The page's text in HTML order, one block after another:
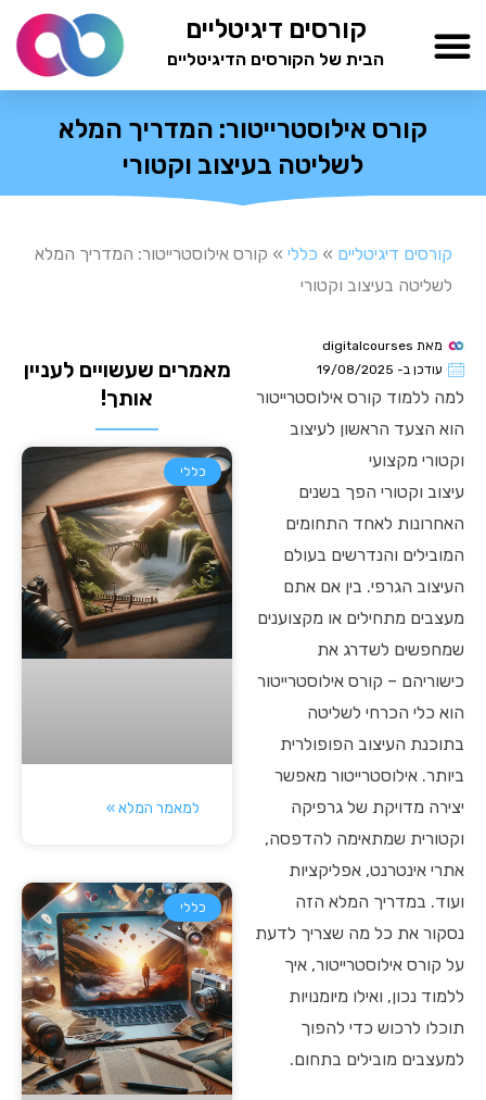
לתוכן
קורסים דיגיטליים
הבית של הקורסים הדיגיטליים
קורס אילוסטרייטור: המדריך המלא
לשליטה בעיצוב וקטורי
קורסים דיגיטליים » כללי » קורס אילוסטרייטור: המדריך המלא
לשליטה בעיצוב וקטורי
מאת
עודכן ב- 19/08/2025
למה ללמוד קורס אילוסטרייטור
הוא הצעד הראשון לעיצוב
וקטורי מקצועי
עיצוב וקטורי הפך בשנים
האחרונות לאחד התחומים
המובילים והנדרשים בעולם
העיצוב הגרפי. בין אם אתם
מעצבים מתחילים או מקצוענים
שמחפשים לשדרג את
כישוריהם – קורס אילוסטרייטור
הוא כלי הכרחי לשליטה
בתוכנת העיצוב הפופולרית
ביותר. אילוסטרייטור מאפשר
יצירה מדויקת של גרפיקה
וקטורית שמתאימה להדפסה,
אתרי אינטרנט, אפליקציות
ועוד. במדריך המלא הזה
נסקור את כל מה שצריך לדעת
על קורס אילוסטרייטור, איך
ללמוד נכון, ואילו מיומנויות
תוכלו לרכוש כדי להפוך
למעצבים מובילים בתחום.
מאמרים שעשויים לעניין
אותך!
כללי
למאמר המלא »
כללי